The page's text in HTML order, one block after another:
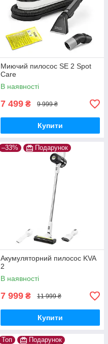
Миючий пилосос SE 2 Spot
Care
В наявності
7 499 ₴ 9 999 ₴
Купити
–33% Подарунок
Акумуляторний пилосос KVA
2
В наявності
7 999 ₴ 11 999 ₴
Купити
Топ Подарунок